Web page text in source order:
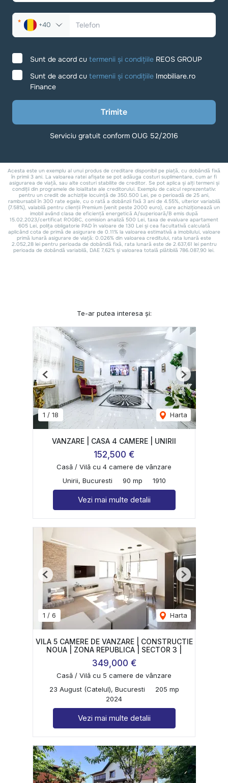
Te-ar putea interesa și:
1 / 18 Harta
Previous Next
VANZARE | CASA 4 CAMERE | UNIRII
152,500 €
Casă / Vilă cu 4 camere de vânzare
Unirii, Bucuresti
90 mp 1910
Vezi mai multe detalii
1 / 6 Harta
Previous Next
VILA 5 CAMERE DE VANZARE | CONSTRUCTIE
NOUA | ZONA REPUBLICA | SECTOR 3 |
349,000 €
Casă / Vilă cu 5 camere de vânzare
23 August (Catelul), Bucuresti
205 mp
2024
Vezi mai multe detalii